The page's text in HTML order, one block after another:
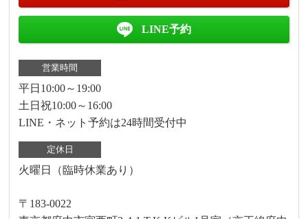
LINE予約
営業時間
平日10:00～19:00
土日祝10:00～16:00
LINE・ネット予約は24時間受付中
定休日
火曜日（臨時休業あり）
〒183-0022